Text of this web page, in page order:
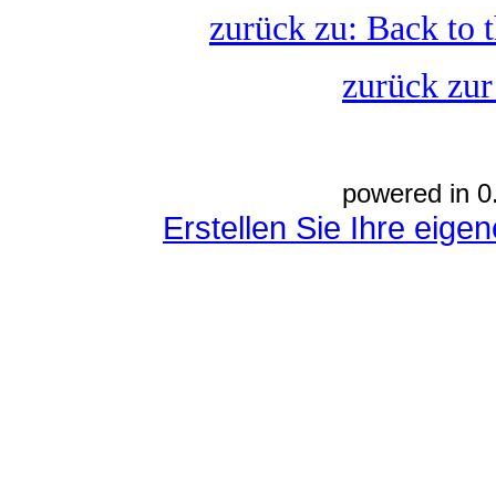
zurück zu: Back to
zurück
powered in
Erstellen Sie Ihre